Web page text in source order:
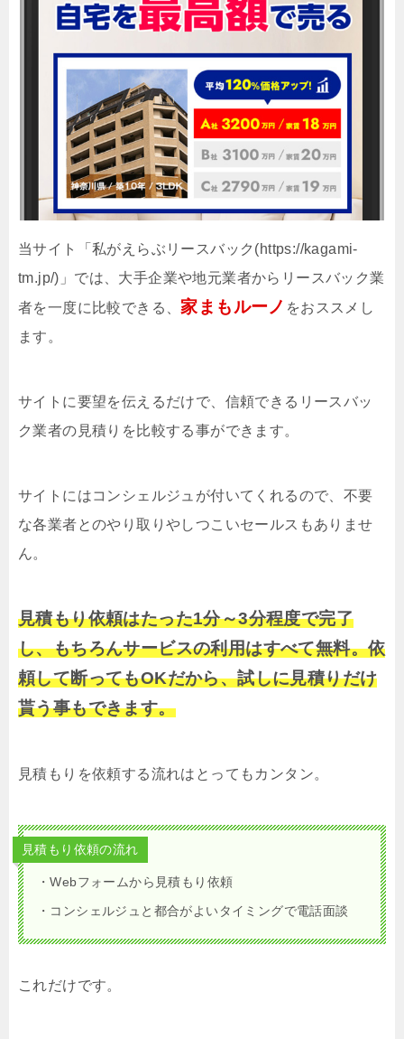
当サイト「私がえらぶリースバック(https://kagami-
tm.jp/)」では、大手企業や地元業者からリースバック業
者を一度に比較できる、家まもルーノ をおススメし
ます。
サイトに要望を伝えるだけで、信頼できるリースバッ
ク業者の見積りを比較する事ができます。
サイトにはコンシェルジュが付いてくれるので、不要
な各業者とのやり取りやしつこいセールスもありませ
ん。
見積もり依頼はたった1分～3分程度で完了
し、もちろんサービスの利用はすべて無料。依
頼して断ってもOKだから、試しに見積りだけ
貰う事もできます。
見積もりを依頼する流れはとってもカンタン。
見積もり依頼の流れ
・Webフォームから見積もり依頼
・コンシェルジュと都合がよいタイミングで電話面談
これだけです。